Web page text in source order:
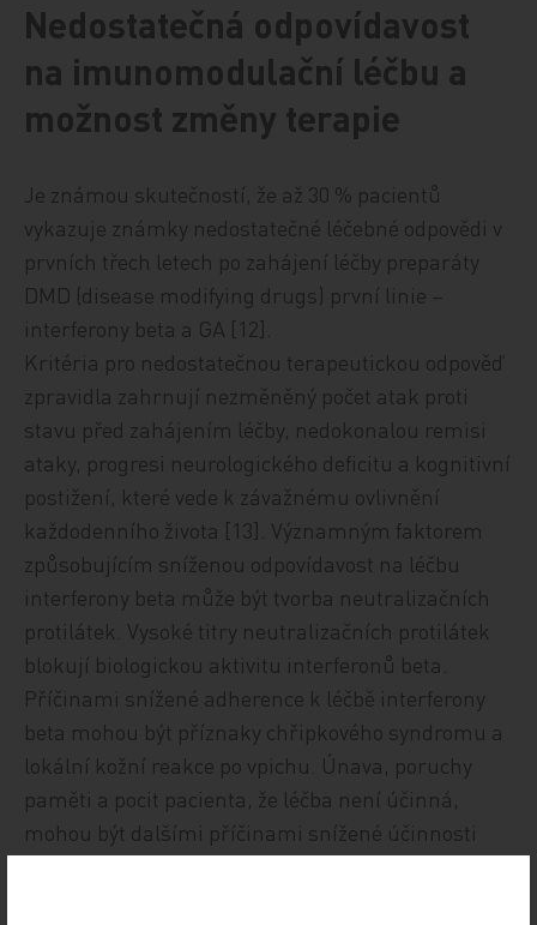
Nedostatečná odpovídavost
na imunomodulační léčbu a
možnost změny terapie
Je známou skutečností, že až 30 % pacientů
vykazuje známky nedostatečné léčebné odpovědi v
prvních třech letech po zahájení léčby preparáty
DMD (disease modifying drugs) první linie –
interferony beta a GA [12].
Kritéria pro nedostatečnou terapeutickou odpověď
zpravidla zahrnují nezměněný počet atak proti
stavu před zahájením léčby, nedokonalou remisi
ataky, progresi neurologického deficitu a kognitivní
postižení, které vede k závažnému ovlivnění
každodenního života [13]. Významným faktorem
způsobujícím sníženou odpovídavost na léčbu
interferony beta může být tvorba neutralizačních
protilátek. Vysoké titry neutralizačních protilátek
blokují biologickou aktivitu interferonů beta.
Příčinami snížené adherence k léčbě interferony
beta mohou být příznaky chřipkového syndromu a
lokální kožní reakce po vpichu. Únava, poruchy
paměti a pocit pacienta, že léčba není účinná,
mohou být dalšími příčinami snížené účinnosti